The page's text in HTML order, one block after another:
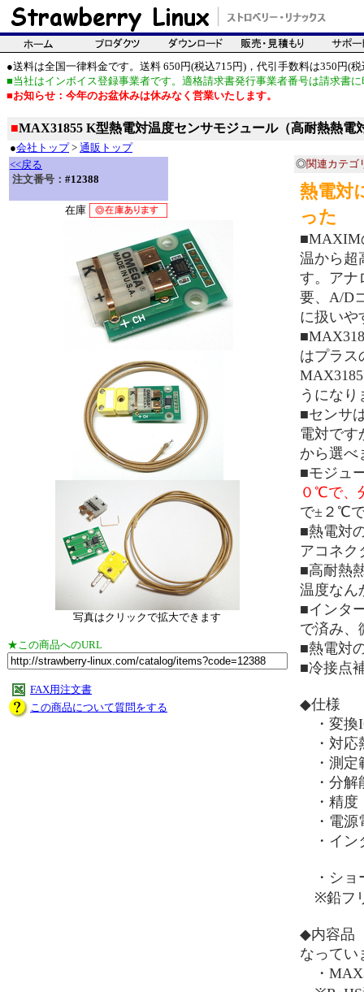
●送料は全国一律料金です。送料 650円(税込715円)，代引手数料は350円(税
■当社はインボイス登録事業者です。適格請求書発行事業者番号は請求書
■お知らせ：今年のお盆休みは休みなく営業いたします。
■MAX31855 K型熱電対温度センサモジュール（高耐熱熱電
●会社トップ> 通販トップ
<<戻る
注文番号： #12388
在庫
写真はクリックで拡大できます
★この商品へのURL
FAX用注文書
この商品について質問をする
◎関連カテゴ
熱電対
った
■MAXIM
温から超
す。アナ
要、A/D
に扱いや
はプラス
うになり
■センサ
電対です
から選べ
■モジュ
０℃で、
で±２℃
■熱電対
アコネク
■高耐熱
温度なん
■インタ
で済み、
■熱電対
■冷接点
◆仕様
・変換
・対応
・測定
・分解
・精度
・電源
・イン
・ショ
※鉛フ
◆内容品
なってい
・